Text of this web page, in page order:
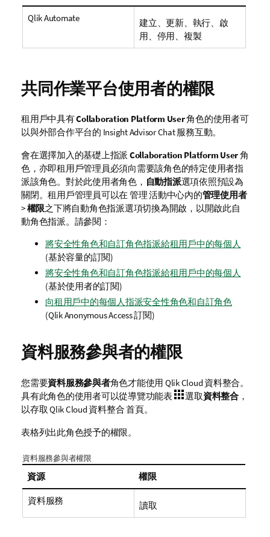
Qlik Automate
建立、更新、執行、啟
用、停用、複製
共同作業平台使用者的權限
租用戶中具有Collaboration Platform User角色的使用者可
以與外部合作平台的 Insight Advisor Chat服務互動。
會在選擇加入的基礎上指派 Collaboration Platform User角
色，亦即租用戶管理員必須向需要該角色的特定使用者指
派該角色。對於此使用者角色， 自動指派選項依照預設為
關閉。租用戶管理員可以在 管理活動中心內的管理使用者
>權限之下將自動角色指派選項切換為開啟，以開啟此自
動角色指派。請參閱：
將安全性角色和自訂角色指派給租用戶中的每個人
(基於容量的訂閱)
將安全性角色和自訂角色指派給租用戶中的每個人
(基於使用者的訂閱)
向租用戶中的每個人指派安全性角色和自訂角色
(Qlik Anonymous Access訂閱)
資料服務參與者的權限
您需要資料服務參與者角色才能使用 Qlik Cloud 資料整合。
具有此角色的使用者可以從導覽功能表
選取資料整合，
以存取 Qlik Cloud 資料整合首頁。
表格列出此角色授予的權限。
資料服務參與者權限
資源 權限
資料服務 讀取